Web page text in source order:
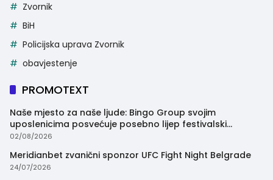
Zvornik
BiH
Policijska uprava Zvornik
obavjestenje
PROMOTEXT
Naše mjesto za naše ljude: Bingo Group svojim
uposlenicima posvećuje posebno lijep festivalski
trenutak
02/08/2026
Meridianbet zvanični sponzor UFC Fight Night Belgrade
24/07/2026